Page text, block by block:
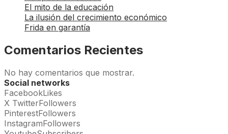
El mito de la educación
La ilusión del crecimiento económico
Frida en garantía
Comentarios Recientes
No hay comentarios que mostrar.
Social networks
FacebookLikes
X TwitterFollowers
PinterestFollowers
InstagramFollowers